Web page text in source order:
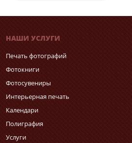
НАШИ УСЛУГИ
Печать фотографий
Фотокниги
Фотосувениры
Интерьерная печать
Календари
Полиграфия
Услуги